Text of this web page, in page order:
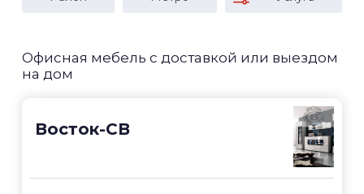
Офисная мебель с доставкой или выездом
на дом
Восток-СВ